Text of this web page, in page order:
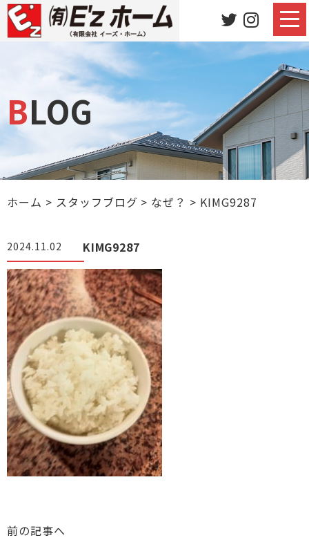
BLOG
ホーム > スタッフブログ > なぜ？ > KIMG9287
2024.11.02 KIMG9287
前の記事へ